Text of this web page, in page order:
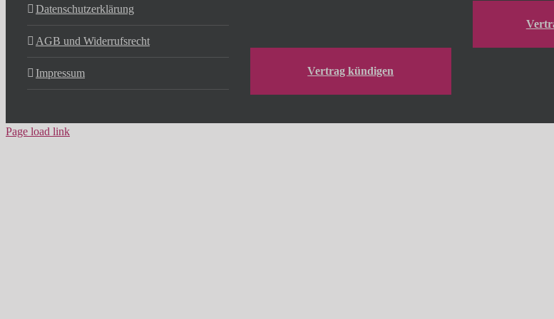
Datenschutzerklärung
AGB und Widerrufsrecht
Impressum Vertrag kündigen
Page load link